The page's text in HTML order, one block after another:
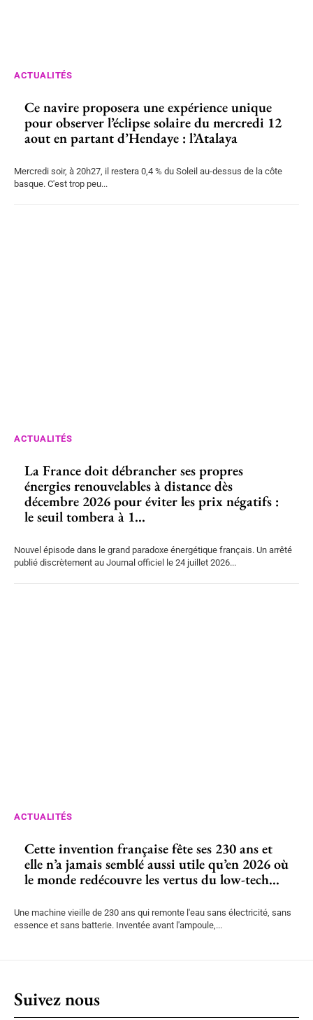
ACTUALITÉS
Ce navire proposera une expérience unique
pour observer l’éclipse solaire du mercredi 12
aout en partant d’Hendaye : l’Atalaya
Mercredi soir, à 20h27, il restera 0,4 % du Soleil au-dessus de la côte
basque. C'est trop peu...
ACTUALITÉS
La France doit débrancher ses propres
énergies renouvelables à distance dès
décembre 2026 pour éviter les prix négatifs :
le seuil tombera à 1...
Nouvel épisode dans le grand paradoxe énergétique français. Un arrêté
publié discrètement au Journal officiel le 24 juillet 2026...
ACTUALITÉS
Cette invention française fête ses 230 ans et
elle n’a jamais semblé aussi utile qu’en 2026 où
le monde redécouvre les vertus du low-tech...
Une machine vieille de 230 ans qui remonte l'eau sans électricité, sans
essence et sans batterie. Inventée avant l'ampoule,...
Suivez nous